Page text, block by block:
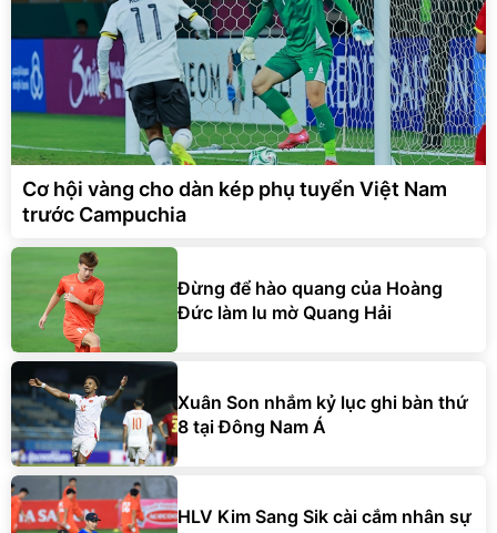
Cơ hội vàng cho dàn kép phụ tuyển Việt Nam
trước Campuchia
Đừng để hào quang của Hoàng
Đức làm lu mờ Quang Hải
Xuân Son nhắm kỷ lục ghi bàn thứ
8 tại Đông Nam Á
HLV Kim Sang Sik cài cắm nhân sự